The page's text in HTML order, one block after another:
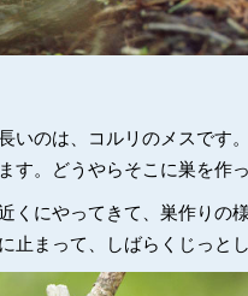
いのは、コルリのメスです
す。どうやらそこに巣を作
くにやってきて、巣作りの
止まって、しばらくじっと